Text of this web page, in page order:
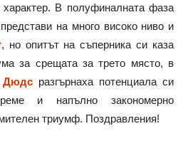
характер. В полуфиналната фаза
на много високо ниво и
, но опитът на съперника си каза
за срещата за трето място, в
Дюдсразгърнаха потенциала си
и напълно закономерно
триумф. Поздравления!